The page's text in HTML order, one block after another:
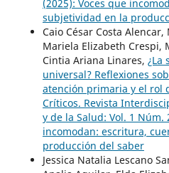
(2025): Voces que
subjetividad en la
Caio César Costa
Mariela Elizabeth Crespi,
Cintia Ariana Linares, ¿La
universal? Reflexiones
atención primaria y el rol
Críticos. Revista
y de la Salud: Vol. 1 Núm.
incomodan: escritura,
producción del saber
Jessica Natalia Lescano